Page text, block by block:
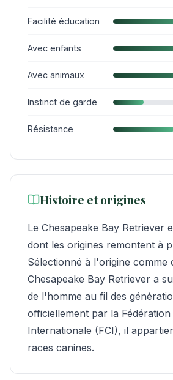
Facilité éducation
Avec enfants
Avec animaux
Instinct de garde
Résistance
Histoire et origines
Le Chesapeake Bay Retriever
dont les origines remontent à
Sélectionné à l'origine comme
Chesapeake Bay Retriever a
de l'homme au fil des
officiellement par la
Internationale (FCI), il
races canines.